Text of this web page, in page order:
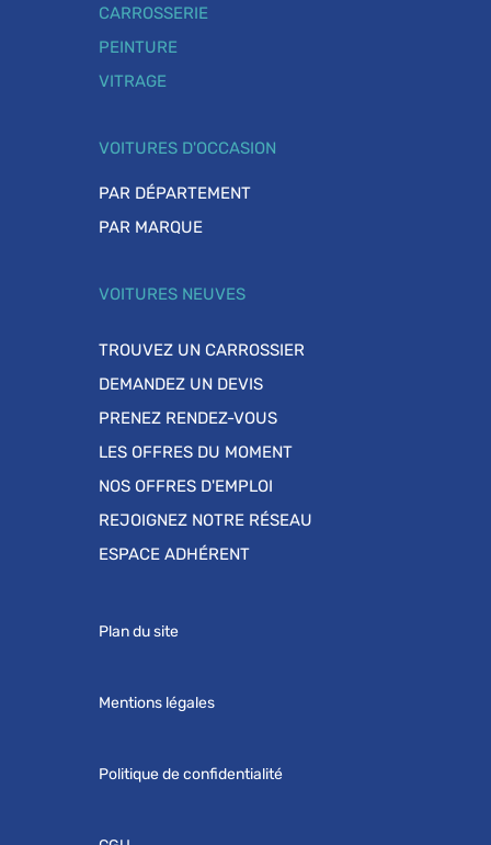
CARROSSERIE
PEINTURE
VITRAGE
VOITURES D'OCCASION
PAR DÉPARTEMENT
PAR MARQUE
VOITURES NEUVES
TROUVEZ UN CARROSSIER
DEMANDEZ UN DEVIS
PRENEZ RENDEZ-VOUS
LES OFFRES DU MOMENT
NOS OFFRES D'EMPLOI
REJOIGNEZ NOTRE RÉSEAU
ESPACE ADHÉRENT
Plan du site
Mentions légales
Politique de confidentialité